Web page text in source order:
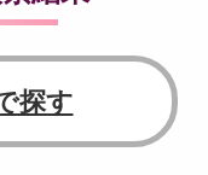
探す